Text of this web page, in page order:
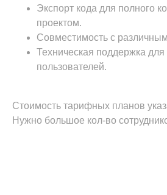
Экспорт кода для полного
проектом.
Совместимость с
Техническая поддержка
пользователей.
Стоимость тарифных планов
Нужно большое кол-во